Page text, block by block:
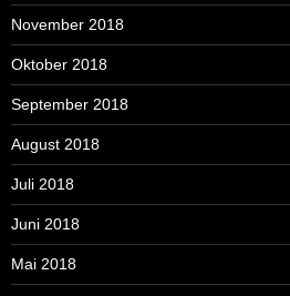
November 2018
Oktober 2018
September 2018
August 2018
Juli 2018
Juni 2018
Mai 2018